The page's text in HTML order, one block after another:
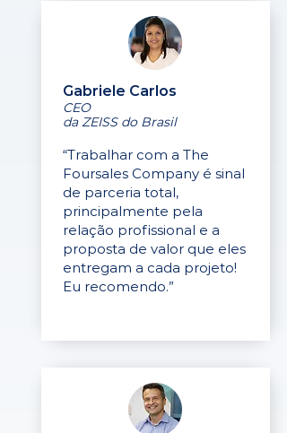
Gabriele Carlos
CEO
da ZEISS do Brasil
“Trabalhar com a The
Foursales Company é sinal
de parceria total,
principalmente pela
relação profissional e a
proposta de valor que eles
entregam a cada projeto!
Eu recomendo.”